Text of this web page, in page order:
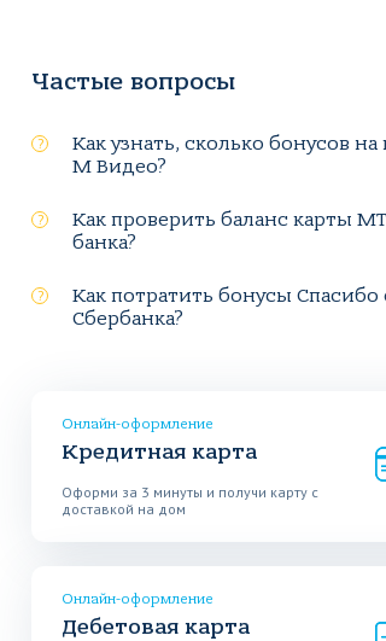
Частые вопросы
Как узнать, сколько бонусов на
М Видео?
Как проверить баланс карты
банка?
Как потратить бонусы Спасибо
Сбербанка?
Онлайн-оформление
Кредитная карта
Оформи за 3 минуты и получи карту с
доставкой на дом
Онлайн-оформление
Дебетовая карта